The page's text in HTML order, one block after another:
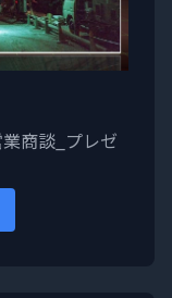
商談_プレゼ